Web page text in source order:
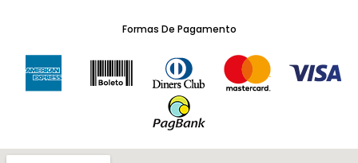
Formas De Pagamento